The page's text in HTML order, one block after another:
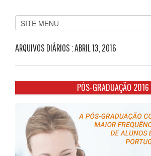
ARQUIVOS DIÁRIOS :ABRIL 13, 2016
PÓS-GRADUAÇÃO 2016